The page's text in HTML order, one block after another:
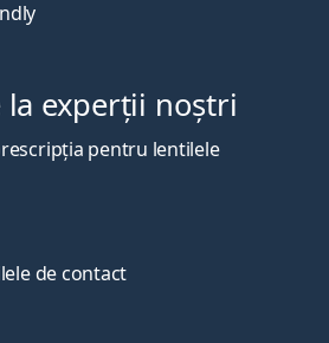
experții noștri
pentru lentilele
de contact